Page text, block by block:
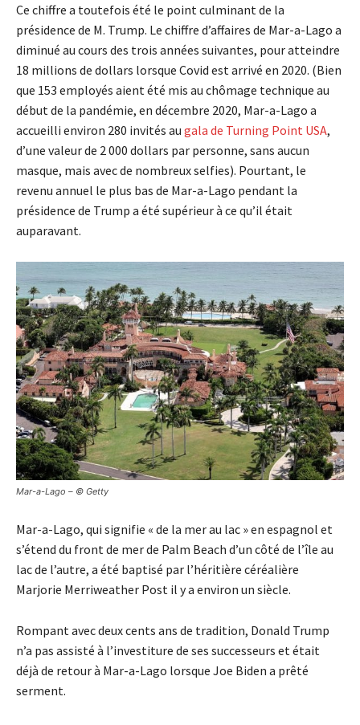
Ce chiffre a toutefois été le point culminant de la
présidence de M. Trump. Le chiffre d’affaires de Mar-a-Lago a
diminué au cours des trois années suivantes, pour atteindre
18 millions de dollars lorsque Covid est arrivé en 2020. (Bien
que 153 employés aient été mis au chômage technique au
début de la pandémie, en décembre 2020, Mar-a-Lago a
accueilli environ 280 invités au gala de Turning Point USA,
d’une valeur de 2 000 dollars par personne, sans aucun
masque, mais avec de nombreux selfies). Pourtant, le
revenu annuel le plus bas de Mar-a-Lago pendant la
présidence de Trump a été supérieur à ce qu’il était
auparavant.
Mar-a-Lago – © Getty
Mar-a-Lago, qui signifie « de la mer au lac » en espagnol et
s’étend du front de mer de Palm Beach d’un côté de l’île au
lac de l’autre, a été baptisé par l’héritière céréalière
Marjorie Merriweather Post il y a environ un siècle.
Rompant avec deux cents ans de tradition, Donald Trump
n’a pas assisté à l’investiture de ses successeurs et était
déjà de retour à Mar-a-Lago lorsque Joe Biden a prêté
serment.